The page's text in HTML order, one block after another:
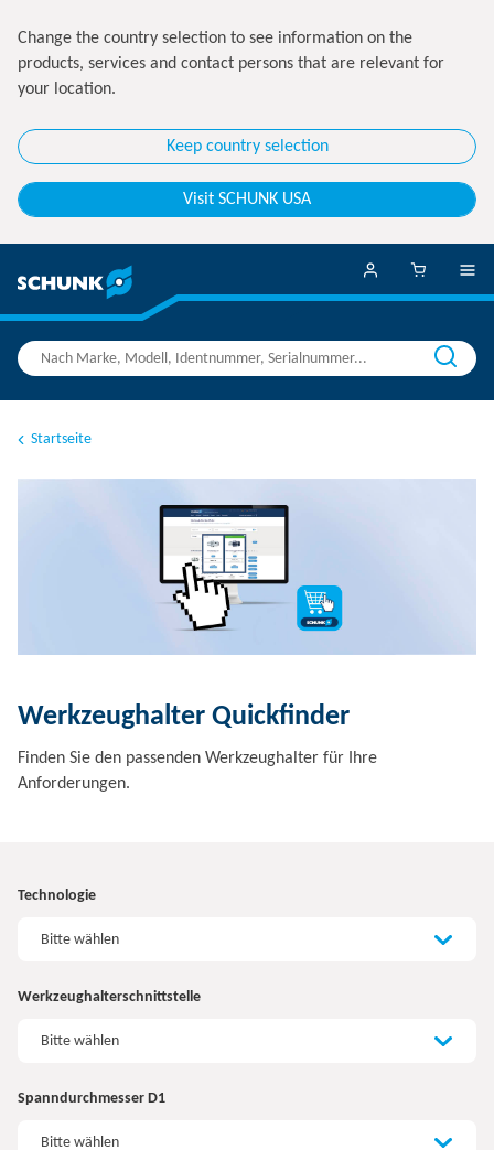
Change the country selection to see information on the
products, services and contact persons that are relevant for
your location.
Keep country selection
Visit SCHUNK USA
Startseite
Werkzeughalter Quickfinder
Finden Sie den passenden Werkzeughalter für Ihre
Anforderungen.
Technologie
Bitte wählen
Werkzeughalterschnittstelle
Bitte wählen
Spanndurchmesser D1
Bitte wählen